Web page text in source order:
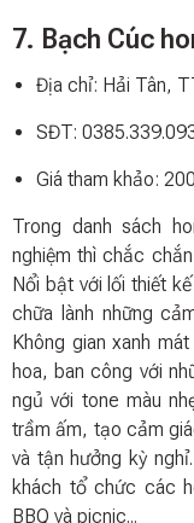
7. Bạch Cúc
Địa chỉ: Hải Tân,
SĐT:
Giá tham khảo:
Trong danh sách
nghiệm thì chắc
Nổi bật với lối thiết
chữa lành những
Không gian xanh
hoa, ban công với
ngủ với tone màu
trầm ấm, tạo cảm
và tận hưởng kỳ
khách tổ chức các
BBQ và picnic...